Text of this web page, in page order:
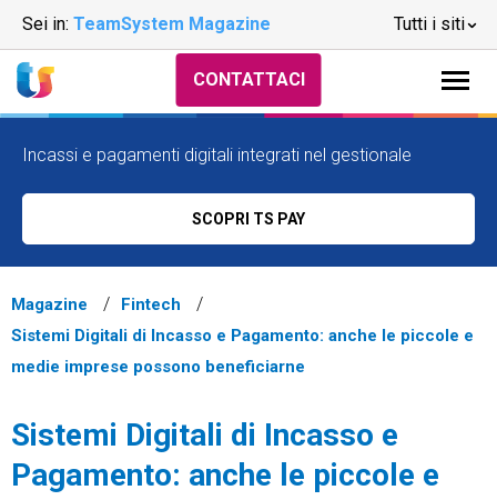
Sei in: TeamSystem Magazine Tutti i siti
CONTATTACI
Incassi e pagamenti digitali integrati nel gestionale
SCOPRI TS PAY
Magazine
Fintech
Sistemi Digitali di Incasso e Pagamento: anche le piccole e
medie imprese possono beneficiarne
Sistemi Digitali di Incasso e
Pagamento: anche le piccole e